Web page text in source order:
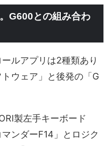
G600との組み合わ
ルアプリは2種類あり
ウェア」と後発の「G
製左手キーボード
ンダーF14」とロジク